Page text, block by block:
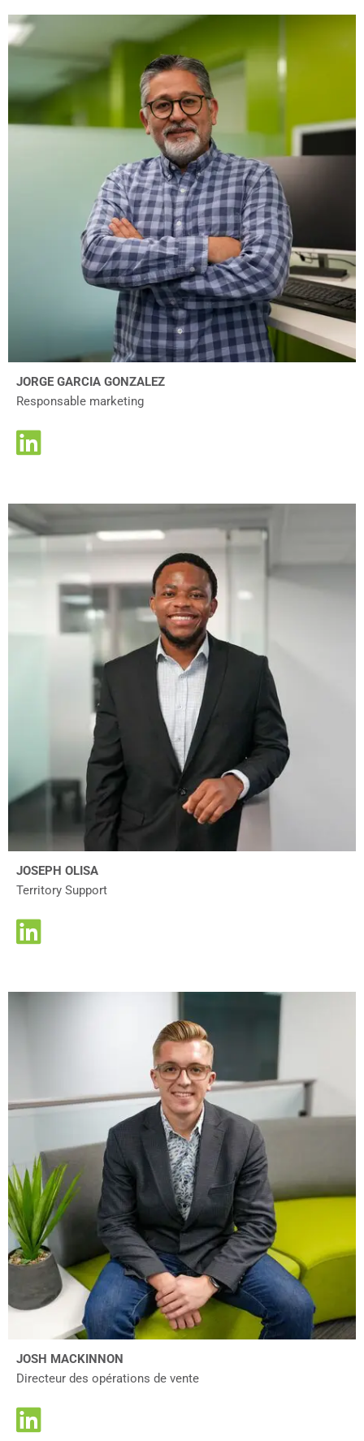
JORGE GARCIA GONZALEZ
Responsable marketing
JOSEPH OLISA
Territory Support
JOSH MACKINNON
Directeur des opérations de vente